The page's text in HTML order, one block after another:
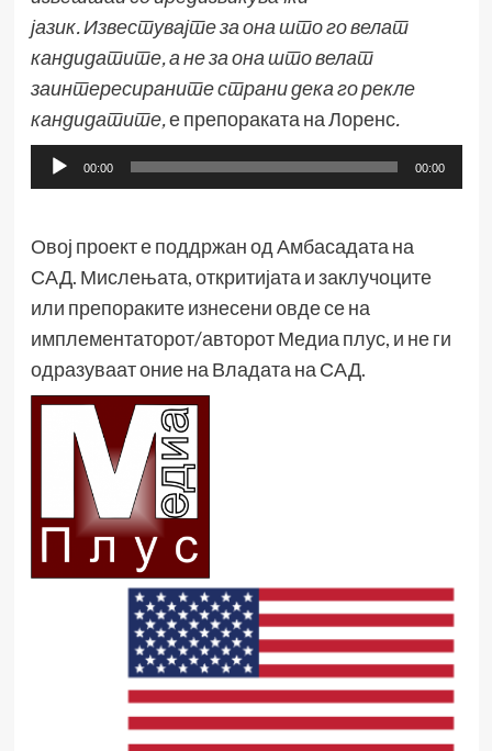
јазик.Известувајте за она што го велат
кандидатите, а не за она што велат
заинтересираните страни дека го рекле
кандидатите,е препораката на Лоренс.
Аудио
плејер
00:00 00:00
Овој проект е поддржан од Амбасадата на
САД. Мислењата, откритијата и заклучоците
или препораките изнесени овде се на
имплементаторот/авторот Медиа плус, и не ги
одразуваат оние на Владата на САД.